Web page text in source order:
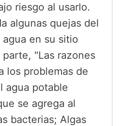
riesgo al usarlo.
algunas quejas del
en su sitio
"Las razones
los problemas de
agua potable
se agrega al
bacterias; Algas